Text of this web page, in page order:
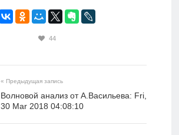
44
« Предыдущая запись
Волновой анализ от А.Васильева: Fri,
30 Mar 2018 04:08:10